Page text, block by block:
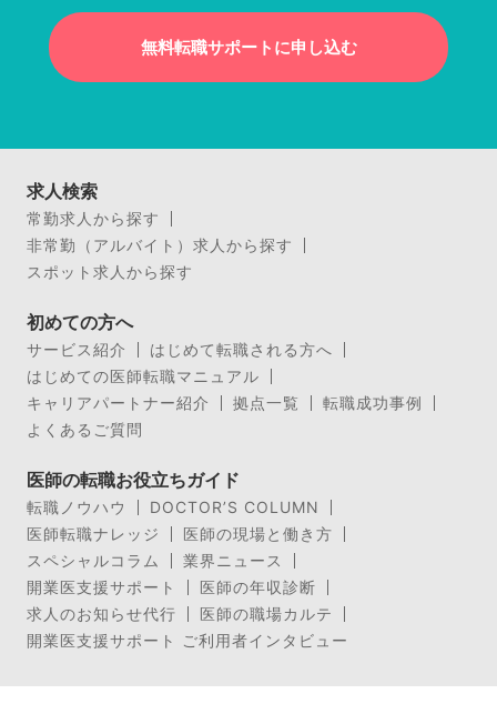
無料転職サポートに申し込む
求人検索
常勤求人から探す
非常勤（アルバイト）求人から探す
スポット求人から探す
初めての方へ
サービス紹介
はじめて転職される方へ
はじめての医師転職マニュアル
キャリアパートナー紹介
拠点一覧
転職成功事例
よくあるご質問
医師の転職お役立ちガイド
転職ノウハウ
DOCTOR’S COLUMN
医師転職ナレッジ
医師の現場と働き方
スペシャルコラム
業界ニュース
開業医支援サポート
医師の年収診断
求人のお知らせ代行
医師の職場カルテ
開業医支援サポート ご利用者インタビュー